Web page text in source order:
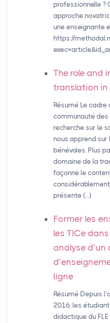
professionnelle ?
approche
une enseignante
https://
The role and
translation in
Résumé Le
communauté des
recherche sur le
nous apprend
bénévoles. Plus
domaine de la
façonne le
présente (…)
Former les
les TICe
analyse
ligne
Résumé Depuis
2016, les
didactique du